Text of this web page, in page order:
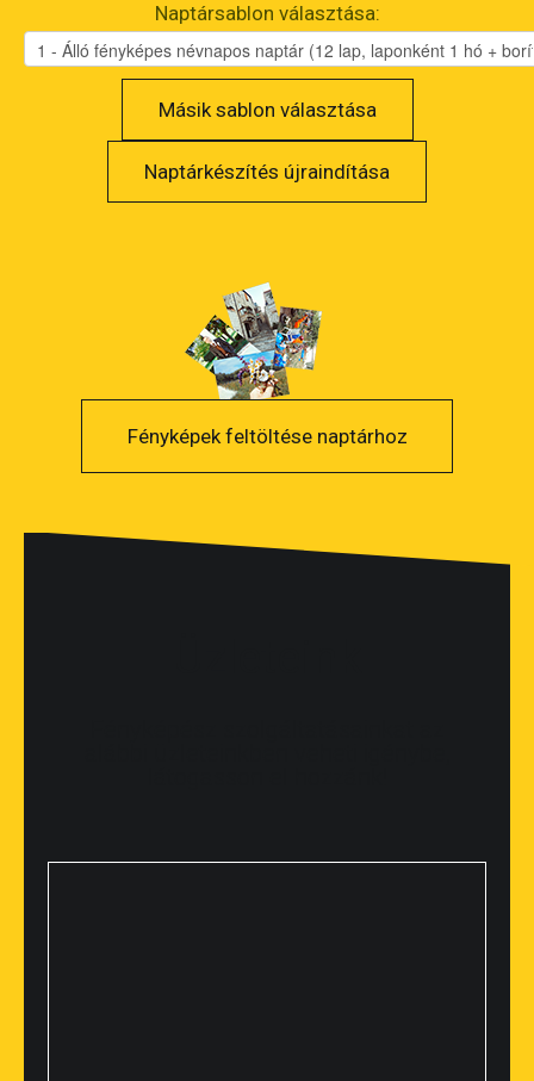
Naptársablon választása:
Másik sablon választása
Naptárkészítés újraindítása
Fényképek feltöltése naptárhoz